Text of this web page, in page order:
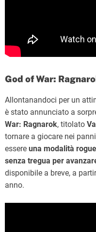
God of War:
Allontanandoci per un
è stato annunciato a
War: Ragnarok, titolato
tornare a giocare nei
essere una modalità
senza tregua per
disponibile a breve, a
anno.